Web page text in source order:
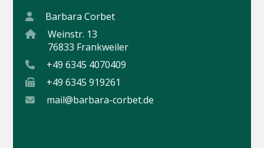
Barbara Corbet
Weinstr. 13
76833 Frankweiler
+49 6345 4070409
+49 6345 919261
mail@barbara-corbet.de